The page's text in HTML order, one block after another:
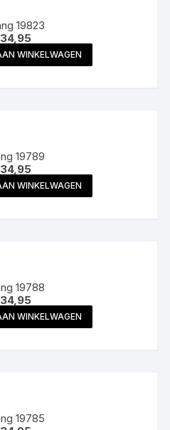
19823
WINKELWAGEN
19789
WINKELWAGEN
19788
WINKELWAGEN
19785